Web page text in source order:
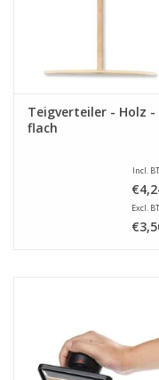
Teigverteiler - Holz -
flach
Incl.
Excl.